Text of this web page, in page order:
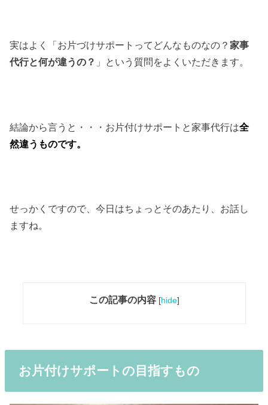
実はよく「お片づけサポートってどんなものなの？家事
代行と何が違うの？ 」という質問をよくいただきます。
結論から言うと・・・お片付けサポートと家事代行は全
然違うものです。
せっかくですので、今日はちょっとそのあたり、お話し
ますね。
この記事の内容 [hide]
お片付けサポートの目指すもの